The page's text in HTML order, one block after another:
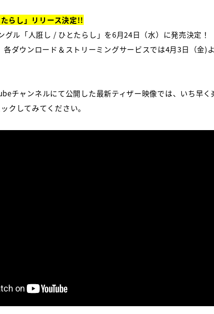
らし」リリース決定!!
グル「人誑し / ひとたらし」を6月24日（水）に発売決定！
各ダウンロード＆ストリーミングサービスでは4月3日（金)
チャンネルにて公開した最新ティザー映像では、いち早
クしてみてください。